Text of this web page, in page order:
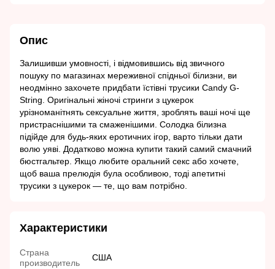
Опис
Залишивши умовності, і відмовившись від звичного
пошуку по магазинах мереживної спідньої білизни, ви
неодмінно захочете придбати їстівні трусики Candy G-
String. Оригінальні жіночі стринги з цукерок
урізноманітнять сексуальне життя, зроблять ваші ночі ще
пристраснішими та смаженішими. Солодка білизна
підійде для будь-яких еротичних ігор, варто тільки дати
волю уяві. Додатково можна купити такий самий смачний
бюстгальтер. Якщо любите оральний секс або хочете,
щоб ваша прелюдія була особливою, тоді апетитні
трусики з цукерок — те, що вам потрібно.
Характеристики
Страна
производитель
США